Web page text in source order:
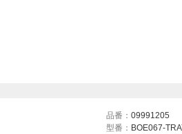
品番： 09991205
型番： BOE067-